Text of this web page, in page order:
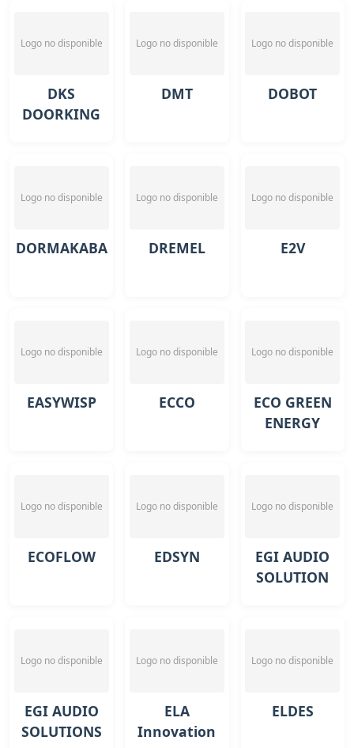
Logo no disponible
DKS
DOORKING
Logo no disponible
DMT
Logo no disponible
DOBOT
Logo no disponible
DORMAKABA
Logo no disponible
DREMEL
Logo no disponible
E2V
Logo no disponible
EASYWISP
Logo no disponible
ECCO
Logo no disponible
ECO GREEN
ENERGY
Logo no disponible
ECOFLOW
Logo no disponible
EDSYN
Logo no disponible
EGI AUDIO
SOLUTION
Logo no disponible
EGI AUDIO
SOLUTIONS
Logo no disponible
ELA
Innovation
Logo no disponible
ELDES